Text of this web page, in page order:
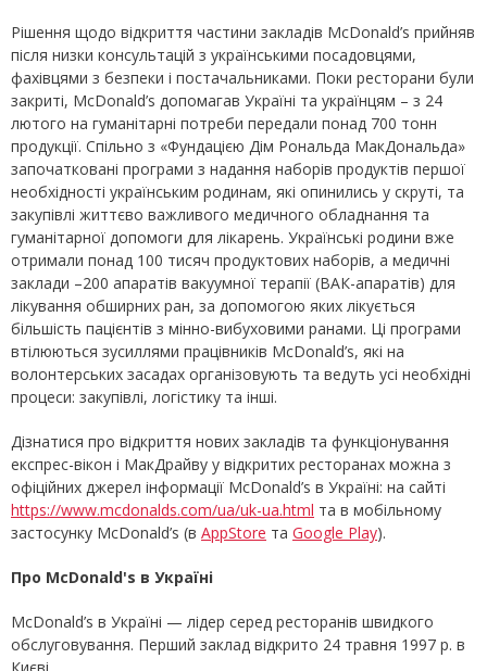
Рішення щодо відкриття частини закладів McDonald’s прийняв
після низки консультацій з українськими посадовцями,
фахівцями з безпеки і постачальниками. Поки ресторани були
закриті, McDonald’s допомагав Україні та українцям – з 24
лютого на гуманітарні потреби передали понад 700 тонн
продукції. Спільно з «Фундацією Дім Рональда МакДональда»
започатковані програми з надання наборів продуктів першої
необхідності українським родинам, які опинились у скруті, та
закупівлі життєво важливого медичного обладнання та
гуманітарної допомоги для лікарень. Українські родини вже
отримали понад 100 тисяч продуктових наборів, а медичні
заклади –200 апаратів вакуумної терапії (ВАК-апаратів) для
лікування обширних ран, за допомогою яких лікується
більшість пацієнтів з мінно-вибуховими ранами. Ці програми
втілюються зусиллями працівників McDonald’s, які на
волонтерських засадах організовують та ведуть усі необхідні
процеси: закупівлі, логістику та інші.
Дізнатися про відкриття нових закладів та функціонування
експрес-вікон і МакДрайву у відкритих ресторанах можна з
офіційних джерел інформації McDonald’s в Україні: на сайті
https://www.mcdonalds.com/ua/uk-ua.html та в мобільному
застосунку McDonald’s (в AppStore та Google Play).
Про McDonald's в Україні
McDonald’s в Україні — лідер серед ресторанів швидкого
обслуговування. Перший заклад відкрито 24 травня 1997 р. в